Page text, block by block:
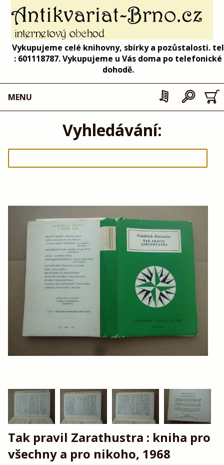
Vykupujeme celé knihovny, sbírky a pozůstalosti. tel
: 601118787. Vykupujeme u Vás doma po telefonické
dohodě.
MENU
Vyhledávání:
Tak pravil Zarathustra : kniha pro
všechny a pro nikoho, 1968